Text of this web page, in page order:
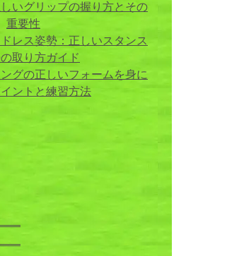
しいグリップの握り方とその
重要性
レス姿勢：正しいスタンス
取り方ガイド
ングの正しいフォームを身に
ントと練習方法